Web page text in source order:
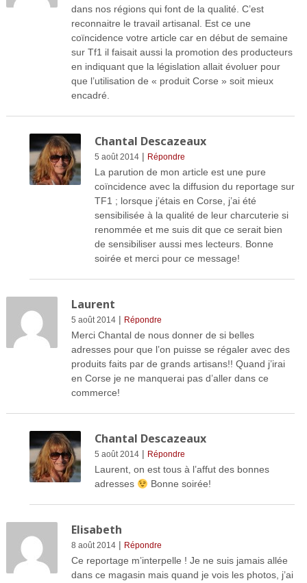
dans nos régions qui font de la qualité. C’est
reconnaitre le travail artisanal. Est ce une
coïncidence votre article car en début de semaine
sur Tf1 il faisait aussi la promotion des producteurs
en indiquant que la législation allait évoluer pour
que l’utilisation de « produit Corse » soit mieux
encadré.
Chantal Descazeaux
5 août 2014| Répondre
La parution de mon article est une pure
coïncidence avec la diffusion du reportage sur
TF1 ; lorsque j’étais en Corse, j’ai été
sensibilisée à la qualité de leur charcuterie si
renommée et me suis dit que ce serait bien
de sensibiliser aussi mes lecteurs. Bonne
soirée et merci pour ce message!
Laurent
5 août 2014| Répondre
Merci Chantal de nous donner de si belles
adresses pour que l’on puisse se régaler avec des
produits faits par de grands artisans!! Quand j’irai
en Corse je ne manquerai pas d’aller dans ce
commerce!
Chantal Descazeaux
5 août 2014| Répondre
Laurent, on est tous à l’affut des bonnes
adresses
Bonne soirée!
Elisabeth
8 août 2014| Répondre
Ce reportage m’interpelle ! Je ne suis jamais allée
dans ce magasin mais quand je vois les photos, j’ai